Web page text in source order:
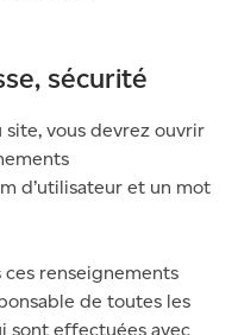
sécurité
vous devrez ouvrir
d’utilisateur et un mot
renseignements
de toutes les
sont effectuées avec